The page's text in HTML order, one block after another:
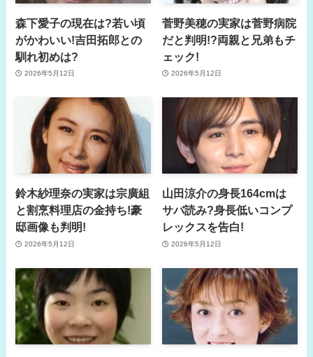
森下愛子の現在は?若い頃
がかわいい!吉田拓郎との
馴れ初めは?
2026年5月12日
菅野美穂の実家は菅野病院
だと判明!?両親と兄弟もチ
ェック!
2026年5月12日
鈴木紗理奈の実家は宗廣組
と割烹料理店の金持ち!豪
邸画像も判明!
2026年5月12日
山田涼介の身長164cmは
サバ読み?身長低いコンプ
レックスを告白!
2026年5月12日